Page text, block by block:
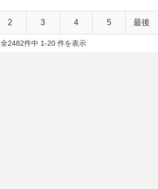
2 3 4 5 最後
全2482件中 1-20 件を表示